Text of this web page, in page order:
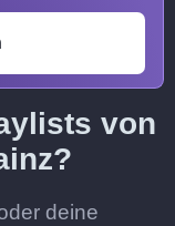
von
deine